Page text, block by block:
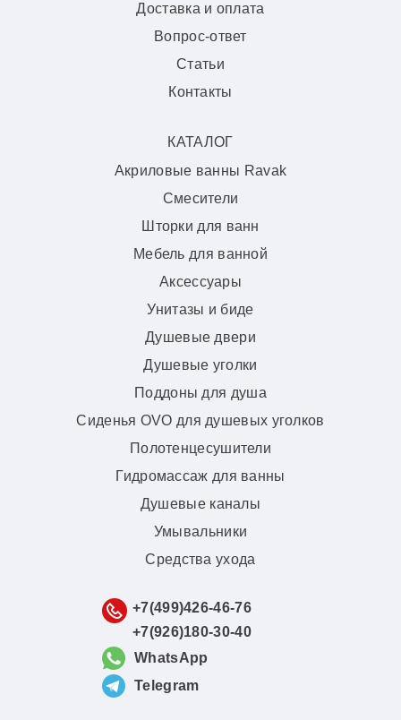
Доставка и оплата
Вопрос-ответ
Статьи
Контакты
КАТАЛОГ
Акриловые ванны Ravak
Смесители
Шторки для ванн
Мебель для ванной
Аксессуары
Унитазы и биде
Душевые двери
Душевые уголки
Поддоны для душа
Сиденья OVO для душевых уголков
Полотенцесушители
Гидромассаж для ванны
Душевые каналы
Умывальники
Средства ухода
+7(499)426-46-76
+7(926)180-30-40
WhatsApp
Telegram